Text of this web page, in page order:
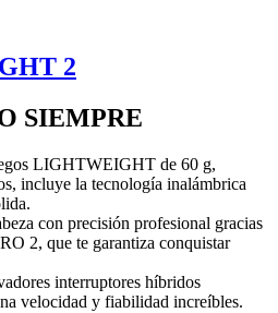
2
SIEMPRE
LIGHTWEIGHT de 60 g,
incluye la tecnología inalámbrica
con precisión profesional gracias
2, que te garantiza conquistar
interruptores híbridos
velocidad y fiabilidad increíbles.